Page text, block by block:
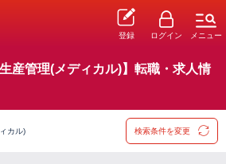
登録 ログイン メニュー
産管理(メディカル)】転職・求人情
カル) 検索条件を変更